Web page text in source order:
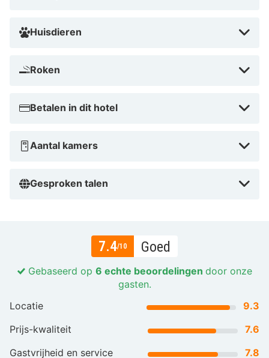
Huisdieren
Roken
Betalen in dit hotel
Aantal kamers
Gesproken talen
7.4/10 Goed
Gebaseerd op 6 echte beoordelingen door onze
gasten.
Locatie
9.3
Prijs-kwaliteit
7.6
Gastvrijheid en service
7.8